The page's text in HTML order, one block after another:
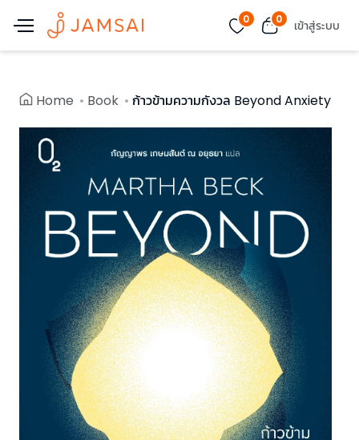
0 0 เข้าสู่ระบบ
Home Book ก้าวข้ามความกังวล Beyond Anxiety